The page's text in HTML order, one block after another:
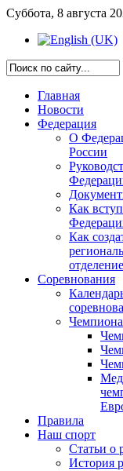
Суббота, 8 августа
Главная
Новости
Федерация
О
России
Как
Как
Соревнования
Правила
Наш спорт
Статьи о
История